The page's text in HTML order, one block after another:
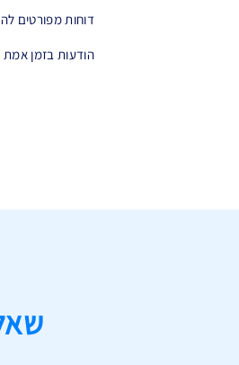
דוחות מפורטים
הודעות בזמן